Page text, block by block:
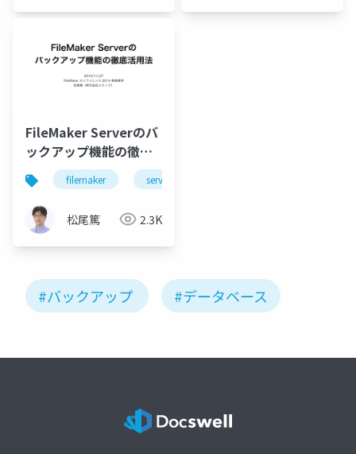
FileMaker Serverのバ
ックアップ機能の徹底
活用法filemaker server
松尾篤 2.3K
#バックアップ #データベース